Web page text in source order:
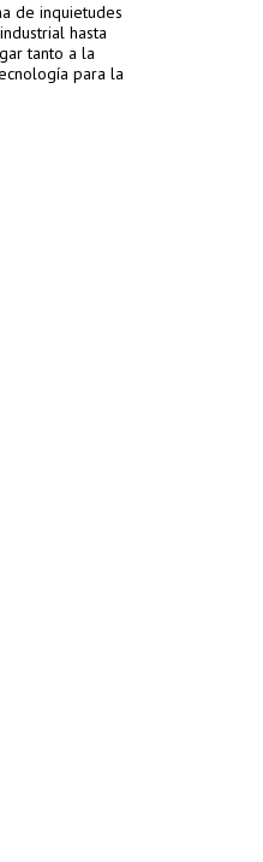
de inquietudes
hasta
tanto a la
para la